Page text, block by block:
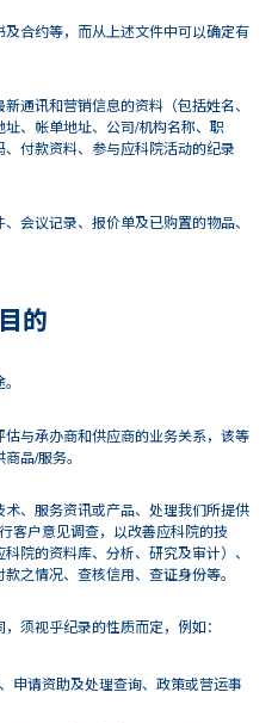
合约等，而从上述文件中可以确定有
通讯和营销信息的资料（包括姓名、
、帐单地址、公司/机构名称、职
付款资料、参与应科院活动的纪录
会议记录、报价单及已购置的物品、
的
与承办商和供应商的业务关系，该等
品/服务。
、服务资讯或产品、处理我们所提供
客户意见调查，以改善应科院的技
院的资料库、分析、研究及审计）、
之情况、查核信用、查证身份等。
须视乎纪录的性质而定，例如：
申请资助及处理查询、政策或营运事